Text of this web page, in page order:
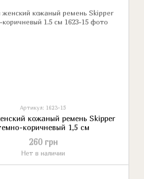
Артикул: 1623-15
кожаный ремень Skipper
коричневый 1,5 см
260 грн
Нет в наличии